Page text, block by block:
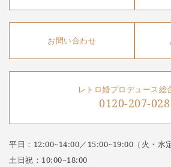
お問い合わせ
レトロ婚プロデュース総
0120-207-028
平日：12:00~14:00／15:00~19:00（火・水定
土日祝：10:00~18:00